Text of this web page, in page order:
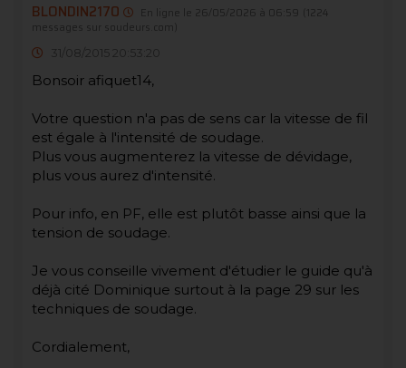
BLONDIN2170 En ligne le 26/05/2026 à 06:59
(1224
messages sur soudeurs.com)
31/08/2015 20:53:20
Bonsoir afiquet14,
Votre question n'a pas de sens car la vitesse de fil
est égale à l'intensité de soudage.
Plus vous augmenterez la vitesse de dévidage,
plus vous aurez d'intensité.
Pour info, en PF, elle est plutôt basse ainsi que la
tension de soudage.
Je vous conseille vivement d'étudier le guide qu'à
déjà cité Dominique surtout à la page 29 sur les
techniques de soudage.
Cordialement,